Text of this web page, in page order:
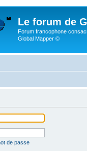
Le forum de
Forum francophone
Global Mapper ©
de passe